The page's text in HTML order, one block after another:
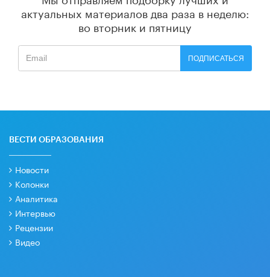
актуальных материалов два раза в неделю:
во вторник и пятницу
ПОДПИСАТЬСЯ
ВЕСТИ ОБРАЗОВАНИЯ
Новости
Колонки
Аналитика
Интервью
Рецензии
Видео